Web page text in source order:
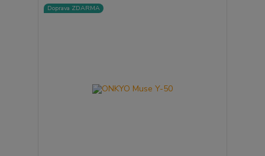
Doprava ZDARMA